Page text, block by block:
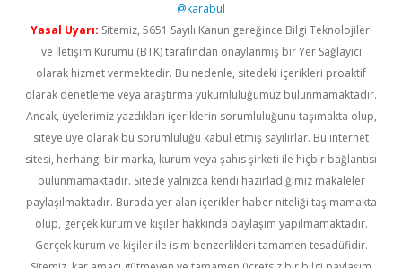
@karabul
Yasal Uyarı: Sitemiz, 5651 Sayılı Kanun gereğince Bilgi Teknolojileri
ve İletişim Kurumu (BTK) tarafından onaylanmış bir Yer Sağlayıcı
olarak hizmet vermektedir. Bu nedenle, sitedeki içerikleri proaktif
olarak denetleme veya araştırma yükümlülüğümüz bulunmamaktadır.
Ancak, üyelerimiz yazdıkları içeriklerin sorumluluğunu taşımakta olup,
siteye üye olarak bu sorumluluğu kabul etmiş sayılırlar. Bu internet
sitesi, herhangi bir marka, kurum veya şahıs şirketi ile hiçbir bağlantısı
bulunmamaktadır. Sitede yalnızca kendi hazırladığımız makaleler
paylaşılmaktadır. Burada yer alan içerikler haber niteliği taşımamakta
olup, gerçek kurum ve kişiler hakkında paylaşım yapılmamaktadır.
Gerçek kurum ve kişiler ile isim benzerlikleri tamamen tesadüfidir.